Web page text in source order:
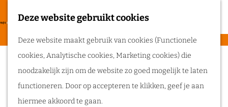
Deze website gebruikt cookies
Deze website maakt gebruik van cookies (Functionele
cookies, Analytische cookies, Marketing cookies) die
noodzakelijk zijn om de website zo goed mogelijk te laten
functioneren. Door op accepteren te klikken, geef je aan
hiermee akkoord te gaan.
a
F
a
v
o
r
i
M
e
n
u
Routes
Wandelen
Kröller-Müller Museum